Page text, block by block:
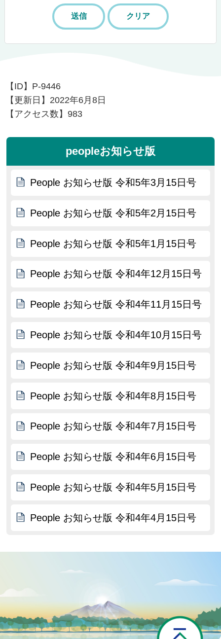
【ID】 P-9446
【更新日】 2022年6月8日
【アクセス数】983
peopleお知らせ版
People お知らせ版 令和5年3月15日号
People お知らせ版 令和5年2月15日号
People お知らせ版 令和5年1月15日号
People お知らせ版 令和4年12月15日号
People お知らせ版 令和4年11月15日号
People お知らせ版 令和4年10月15日号
People お知らせ版 令和4年9月15日号
People お知らせ版 令和4年8月15日号
People お知らせ版 令和4年7月15日号
People お知らせ版 令和4年6月15日号
People お知らせ版 令和4年5月15日号
People お知らせ版 令和4年4月15日号